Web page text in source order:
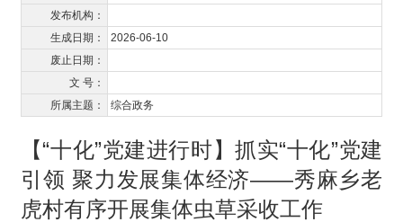
发布机构：
生成日期：
2026-06-10
废止日期：
文 号：
所属主题：
综合政务
【“十化”党建进行时】抓实“十化”党建
引领 聚力发展集体经济——秀麻乡老
虎村有序开展集体虫草采收工作